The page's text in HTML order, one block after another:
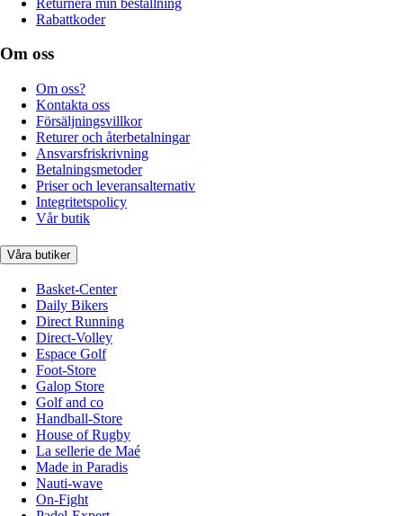
Rabattkoder
Om oss
Om oss?
Kontakta oss
Försäljningsvillkor
Returer och återbetalningar
Ansvarsfriskrivning
Betalningsmetoder
Priser och leveransalternativ
Integritetspolicy
Vår butik
Våra butiker
Basket-Center
Daily Bikers
Direct Running
Direct-Volley
Espace Golf
Foot-Store
Galop Store
Golf and co
Handball-Store
House of Rugby
La sellerie de Maé
Made in Paradis
Nauti-wave
On-Fight